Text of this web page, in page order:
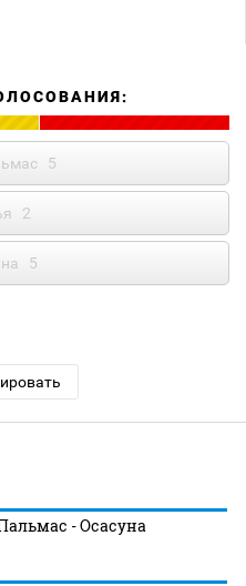
5
2
5
- Осасуна